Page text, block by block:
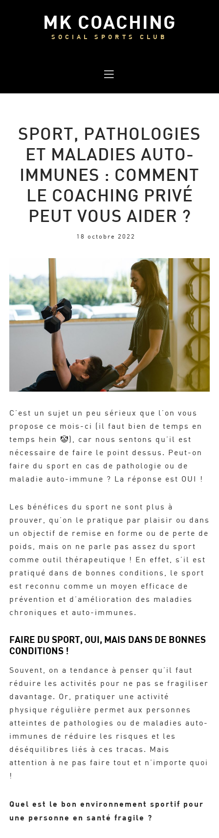
MK COACHING
SOCIAL SPORTS CLUB
SPORT, PATHOLOGIES
ET MALADIES AUTO-
IMMUNES : COMMENT
LE COACHING PRIVÉ
PEUT VOUS AIDER ?
18 octobre 2022
C’est un sujet un peu sérieux que l’on vous
propose ce mois-ci (il faut bien de temps en
temps hein 🤡​), car nous sentons qu’il est
nécessaire de faire le point dessus. Peut-on
faire du sport en cas de pathologie ou de
maladie auto-immune ? La réponse est OUI !
Les bénéfices du sport ne sont plus à
prouver, qu’on le pratique par plaisir ou dans
un objectif de remise en forme ou de perte de
poids, mais on ne parle pas assez du sport
comme outil thérapeutique ! En effet, s’il est
pratiqué dans de bonnes conditions, le sport
est reconnu comme un moyen efficace de
prévention et d’amélioration des maladies
chroniques et auto-immunes.
FAIRE DU SPORT, OUI, MAIS DANS DE BONNES
CONDITIONS !
Souvent, on a tendance à penser qu’il faut
réduire les activités pour ne pas se fragiliser
davantage. Or, pratiquer une activité
physique régulière permet aux personnes
atteintes de pathologies ou de maladies auto-
immunes de réduire les risques et les
déséquilibres liés à ces tracas. Mais
attention à ne pas faire tout et n’importe quoi
!
Quel est le bon environnement sportif pour
une personne en santé fragile ?